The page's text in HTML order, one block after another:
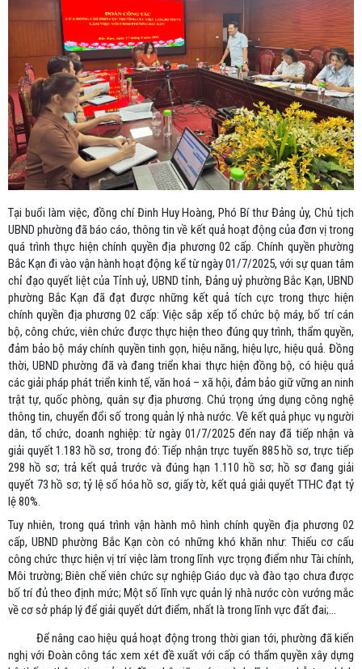
Tại buổi làm việc, đồng chí Đinh Huy Hoàng,Phó Bí thư Đảng ủy,Chủ tịch
UBND phường đã báo cáo, thông tin về kết quả hoạt động của đơn vị trong
quá trình thực hiện chính quyền địa phương 02 cấp. Chính quyền phường
Bắc Kạn đi vào vận hành hoạt động kể từ ngày 01/7/2025, với sự quan tâm
chỉ đạo quyết liệt của Tỉnh uỷ, UBND tỉnh, Đảng uỷ phường Bắc Kạn, UBND
phường Bắc Kạn đã đạt được những kết quả tích cực trong thực hiện
chính quyền địa phương 02 cấp: Việc sắp xếp tổ chức bộ máy, bố trí cán
bộ, công chức, viên chức được thực hiện theo đúng quy trình, thẩm quyền,
đảm bảo bộ máy chính quyền tinh gọn, hiệu năng, hiệu lực, hiệu quả. Đồng
thời, UBND phường đã và đang triển khai thực hiện đồng bộ, có hiệu quả
các giải pháp phát triển kinh tế, văn hoá – xã hội, đảm bảo giữ vững an ninh
trật tự, quốc phòng, quân sự địa phương. Chú trọng ứng dụng công nghệ
thông tin, chuyển đổi số trong quản lý nhà nước.Về kết quả phục vụ người
dân, tổ chức, doanh nghiệp: từ ngày 01/7/2025 đến nay đã tiếp nhận và
giải quyết 1.183 hồ sơ, trong đó: Tiếp nhận trực tuyến 885 hồ sơ, trực tiếp
298 hồ sơ; trả kết quả trước và đúng hạn 1.110 hồ sơ; hồ sơ đang giải
quyết 73 hồ sơ; tỷ lệ số hóa hồ sơ, giấy tờ, kết quả giải quyết TTHC đạt tỷ
lệ 80%.
Tuy nhiên, trong quá trình vận hành mô hình chính quyền địa phương 02
cấp, UBND phường Bắc Kạn còn có những khó khăn như: Thiếu cơ cấu
công chức thực hiện vị trí việc làm trong lĩnh vực trọng điểm như Tài chính,
Môi trường; Biên chế viên chức sự nghiệp Giáo dục và đào tạo chưa được
bố trí đủ theo định mức; Một số lĩnh vực quản lý nhà nước còn vướng mắc
về cơ sở pháp lý để giải quyết dứt điểm, nhất là trong lĩnh vực đất đai;…
Để nâng cao hiệu quả hoạt động trong thời gian tới, phường đã kiến
nghị với Đoàn công tác xem xét đề xuất với cấp có thẩm quyền xây dựng